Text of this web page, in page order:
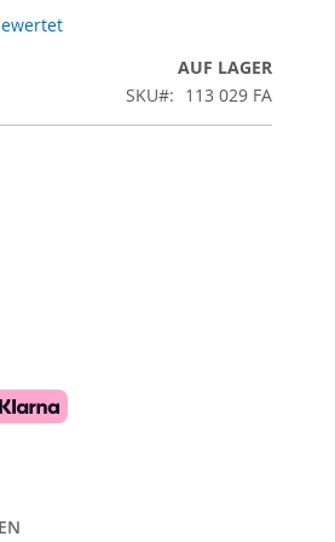
AUF LAGER
SKU
113 029 FA